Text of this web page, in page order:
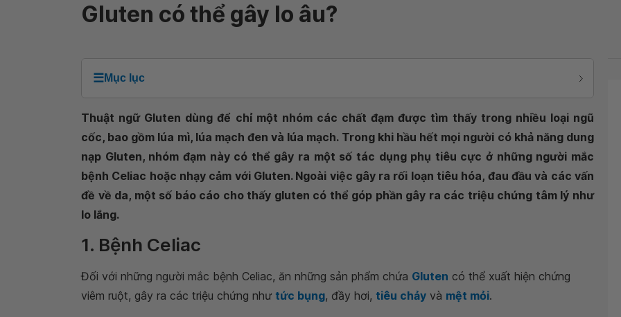
Gluten có thể gây lo âu?
☰Mục lục
Thuật ngữ Gluten dùng để chỉ một nhóm các chất đạm được tìm thấy trong nhiều loại ngũ
cốc, bao gồm lúa mì, lúa mạch đen và lúa mạch. Trong khi hầu hết mọi người có khả năng dung
nạp Gluten, nhóm đạm này có thể gây ra một số tác dụng phụ tiêu cực ở những người mắc
bệnh Celiac hoặc nhạy cảm với Gluten. Ngoài việc gây ra rối loạn tiêu hóa, đau đầu và các vấn
đề về da, một số báo cáo cho thấy gluten có thể góp phần gây ra các triệu chứng tâm lý như
lo lắng.
1. Bệnh Celiac
Đối với những người mắc bệnh Celiac, ăn những sản phẩm chứa Gluten có thể xuất hiện chứng
viêm ruột, gây ra các triệu chứng như tức bụng, đầy hơi, tiêu chảy và mệt mỏi.